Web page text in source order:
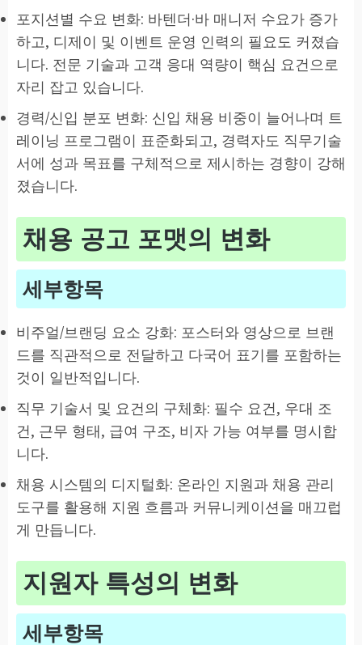
포지션별 수요 변화: 바텐더·바 매니저 수요가 증가
하고, 디제이 및 이벤트 운영 인력의 필요도 커졌습
니다. 전문 기술과 고객 응대 역량이 핵심 요건으로
자리 잡고 있습니다.
경력/신입 분포 변화: 신입 채용 비중이 늘어나며 트
레이닝 프로그램이 표준화되고, 경력자도 직무기술
서에 성과 목표를 구체적으로 제시하는 경향이 강해
졌습니다.
채용 공고 포맷의 변화
세부항목
비주얼/브랜딩 요소 강화: 포스터와 영상으로 브랜
드를 직관적으로 전달하고 다국어 표기를 포함하는
것이 일반적입니다.
직무 기술서 및 요건의 구체화: 필수 요건, 우대 조
건, 근무 형태, 급여 구조, 비자 가능 여부를 명시합
니다.
채용 시스템의 디지털화: 온라인 지원과 채용 관리
도구를 활용해 지원 흐름과 커뮤니케이션을 매끄럽
게 만듭니다.
지원자 특성의 변화
세부항목